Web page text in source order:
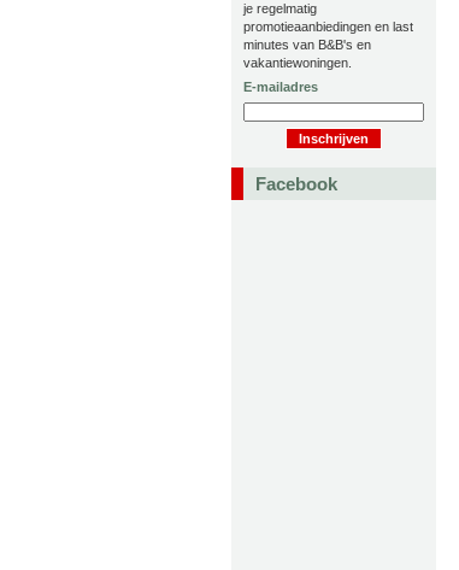
je regelmatig
promotieaanbiedingen en last
minutes van B&B's en
vakantiewoningen.
E-mailadres
Facebook